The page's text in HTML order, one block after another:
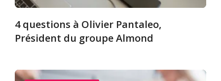
4 questions à Olivier Pantaleo,
Président du groupe Almond